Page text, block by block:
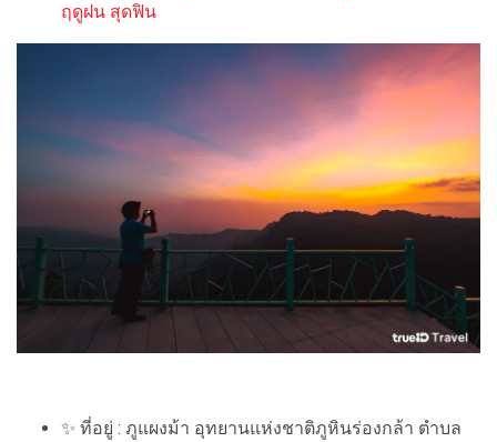
ฤดูฝน สุดฟิน
✨ ที่อยู่ : ภูแผงม้า อุทยานแห่งชาติภูหินร่องกล้า ตำบล